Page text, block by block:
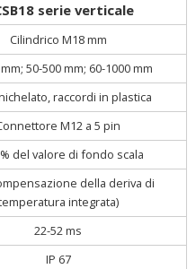
serie verticale
Cilindrico M18 mm
50-500 mm; 60-1000 mm
raccordi in plastica
M12 a 5 pin
del valore di fondo scala
della deriva di
integrata)
22-52 ms
IP 67